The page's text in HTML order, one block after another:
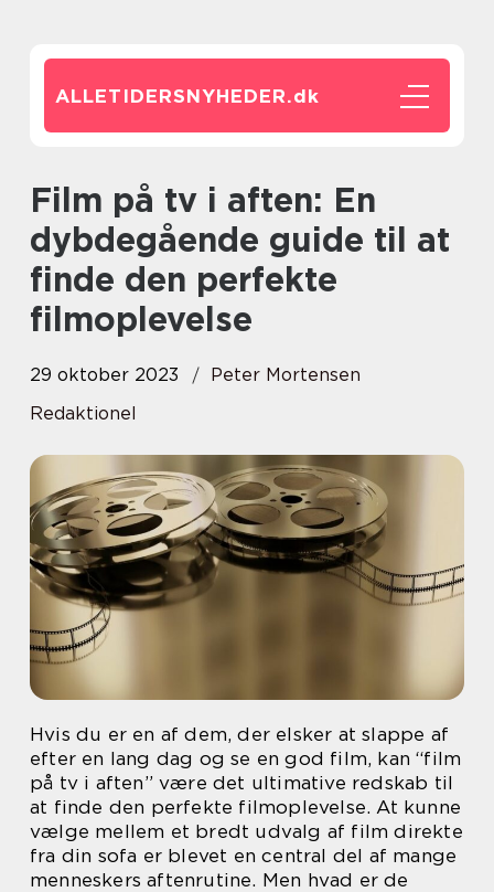
ALLETIDERSNYHEDER.dk
Film på tv i aften: En
dybdegående guide til at
finde den perfekte
filmoplevelse
29 oktober 2023
Peter Mortensen
Redaktionel
Hvis du er en af dem, der elsker at slappe af
efter en lang dag og se en god film, kan “film
på tv i aften” være det ultimative redskab til
at finde den perfekte filmoplevelse. At kunne
vælge mellem et bredt udvalg af film direkte
fra din sofa er blevet en central del af mange
menneskers aftenrutine. Men hvad er de